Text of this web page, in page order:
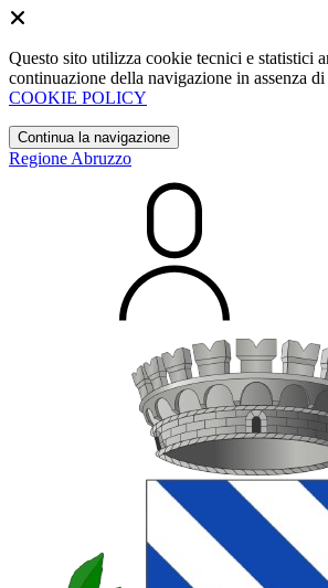
Questo sito utilizza cookie tecnici e statistici
continuazione della navigazione in assenza
COOKIE POLICY
Continua la navigazione
Regione Abruzzo